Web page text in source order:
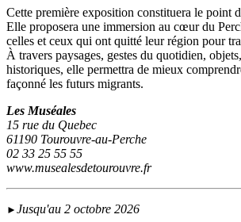
Cette première exposition constituera le point
Elle proposera une immersion au cœur du
celles et ceux qui ont quitté leur région pour
À travers paysages, gestes du quotidien,
historiques, elle permettra de mieux
façonné les futurs migrants.
Les Muséales
15 rue du Quebec
61190 Tourouvre-au-Perche
02 33 25 55 55
www.musealesdetourouvre.fr
► Jusqu'au 2 octobre 2026